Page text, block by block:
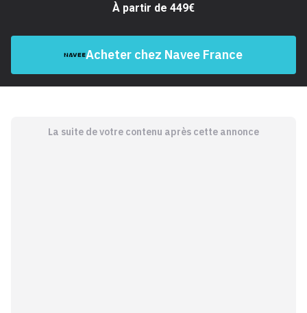
À partir de 449€
Acheter chez Navee France
La suite de votre contenu après cette annonce